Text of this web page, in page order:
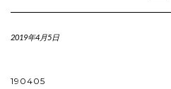
2019年4月5日
190405